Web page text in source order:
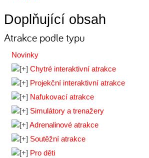
Doplňující obsah
Atrakce podle typu
Novinky
Chytré interaktivní atrakce
Projekční interaktivní atrakce
Nafukovací atrakce
Simulátory a trenažery
Adrenalinové atrakce
Soutěžní atrakce
Pro děti